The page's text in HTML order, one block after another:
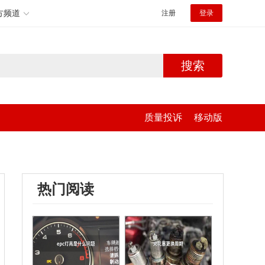
频道 注册 登录
搜索
质量投诉 移动版
热门阅读